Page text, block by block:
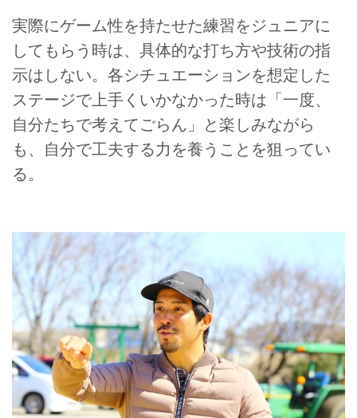
実際にゲーム性を持たせた練習をジュニアに
してもらう時は、具体的な打ち方や技術の指
示はしない。各シチュエーションを想定した
ステージで上手くいかなかった時は「一度、
自分たちで考えてごらん」と楽しみながら
も、自分で工夫する力を養うことを狙ってい
る。